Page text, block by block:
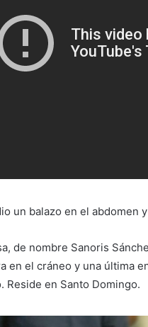
un balazo en el abdomen
de nombre Sanoris
en el cráneo y una última
Reside en Santo Domingo.